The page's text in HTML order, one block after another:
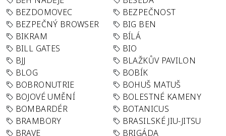
BEZDOMOVEC
BEZPEČNOST
BEZPEČNÝ BROWSER
BIG BEN
BIKRAM
BÍLÁ
BILL GATES
BIO
BJJ
BLAŽKŮV PAVILON
BLOG
BOBÍK
BOBRONUTRIE
BOHUŠ MATUŠ
BOJOVÉ UMĚNÍ
BOLESTNÉ KAMENY
BOMBARDÉR
BOTANICUS
BRAMBORY
BRASILSKÉ JIU-JITSU
BRAVE
BRIGÁDA